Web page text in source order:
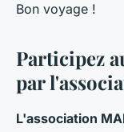
Bon voyage !
Participez
par
L'association